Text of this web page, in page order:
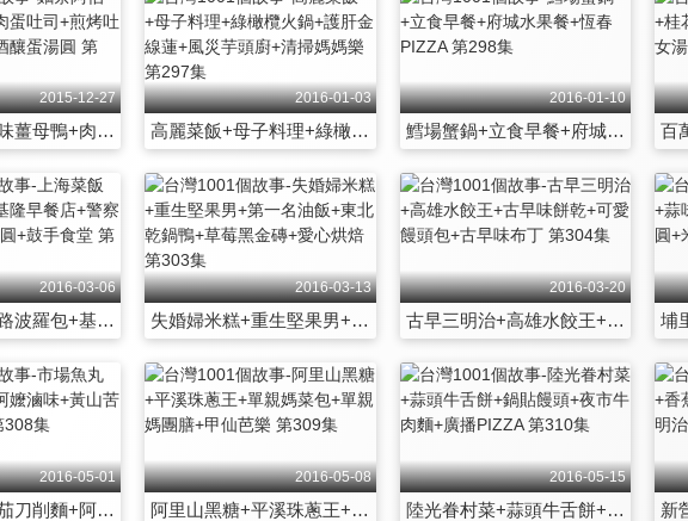
2015-12-27
麵茶阿伯+霸味薑母鴨+肉蛋吐司+煎烤吐司+路邊串燒+酒釀蛋湯圓 第296集
2016-01-03
高麗菜飯+母子料理+綠橄欖火鍋+護肝金線蓮+風災芋頭廚+清掃媽媽樂 第297集
2016-01-10
鱈場蟹鍋+立食早餐+府城水果餐+恆春PIZZA 第298集
2016-03-06
上海菜飯+公路波羅包+基隆早餐店+警察蘿蔔糕+瑞芳芋圓+鼓手食堂 第302集
2016-03-13
失婚婦米糕+重生堅果男+第一名油飯+東北乾鍋鴨+草莓黑金磚+愛心烘焙 第303集
2016-03-20
古早三明治+高雄水餃王+古早味餅乾+可愛饅頭包+古早味布丁 第304集
2016-05-01
市場魚丸+番茄刀削麵+阿嬤滷味+黃山苦力+徽州料理 第308集
2016-05-08
阿里山黑糖+平溪珠蔥王+單親媽菜包+單親媽團膳+甲仙芭樂 第309集
2016-05-15
陸光眷村菜+蒜頭牛舌餅+鍋貼饅頭+夜市牛肉麵+廣播PIZZA 第310集